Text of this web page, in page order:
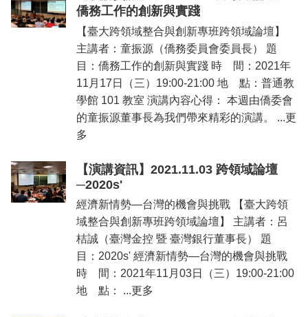
僑務工作的創新與實踐
【臺大跨領域整合與創新專班跨領域論壇】
主講者：童振源（僑務委員會委員長） 題
目：僑務工作的創新與實踐 時 間：2021年
11月17日（三）19:00-21:00 地 點：普通教
學館 101 教室 演講內容心得： 本週由僑委會
的童振源董事長為我們帶來精彩的演講。 ...更
多
【演講資訊】2021.11.03 跨領域論壇
─2020s'
經濟新情勢—台灣的機會與挑戰 【臺大跨領
域整合與創新專班跨領域論壇】 主講者：呂
桔誠（臺灣金控 暨 臺灣銀行董事長） 題
目：2020s' 經濟新情勢—台灣的機會與挑戰
時 間：2021年11月03日（三）19:00-21:00
地 點： ...更多